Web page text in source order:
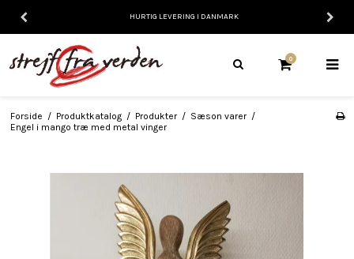
HURTIG LEVERING I DANMARK
0
Forside / Produktkatalog / Produkter / Sæson varer /
Engel i mango træ med metal vinger